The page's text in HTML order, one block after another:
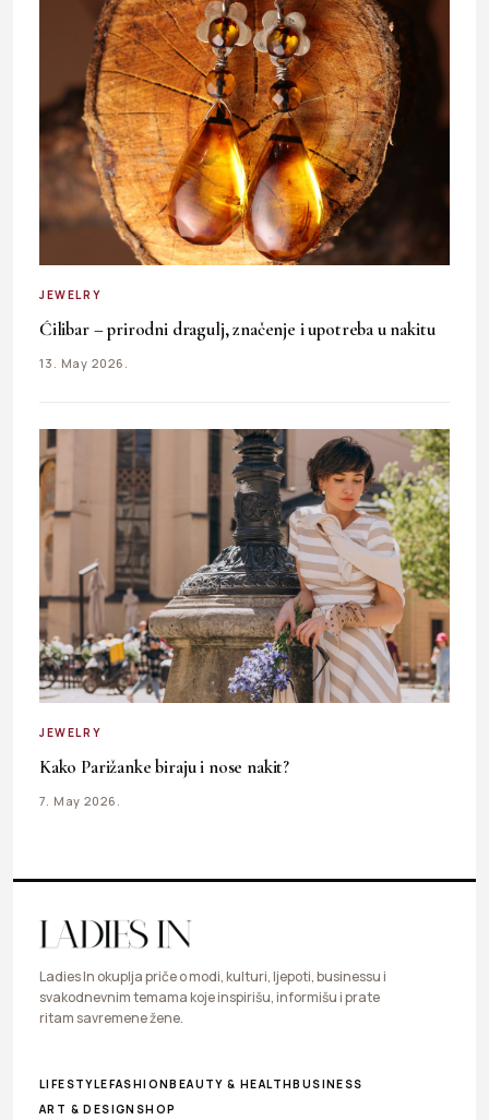
JEWELRY
Ćilibar – prirodni dragulj, značenje i upotreba u nakitu
13. May 2026.
JEWELRY
Kako Parižanke biraju i nose nakit?
7. May 2026.
Ladies In okuplja priče o modi, kulturi, ljepoti, businessu i
svakodnevnim temama koje inspirišu, informišu i prate
ritam savremene žene.
LIFESTYLEFASHIONBEAUTY & HEALTHBUSINESS
ART & DESIGN SHOP